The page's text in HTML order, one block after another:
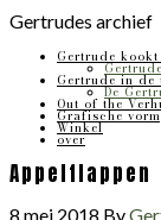
Gertrudes archief
Gertrude
Gertrude in de
De
Out of the
Grafische
Winkel
over
Appelflappen
8 mei 2018 By